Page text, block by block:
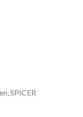
SPICER